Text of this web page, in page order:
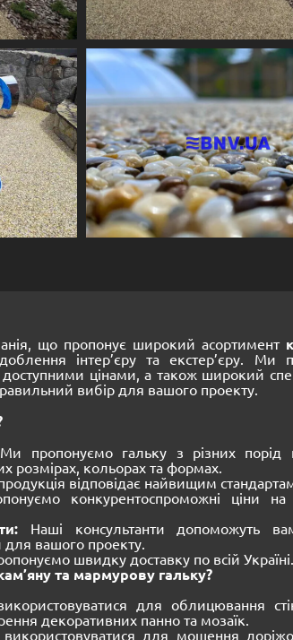
що пропонує широкий асортимент
інтер’єру та екстер’єру. Ми
доступними цінами, а також широкий
вибір для вашого проекту.
Ми пропонуємо гальку з різних порід
розмірах, кольорах та формах.
відповідає найвищим стандартам
конкурентоспроможні ціни
Наші консультанти допоможуть
вашого проекту.
швидку доставку по всій Україні.
та мармурову гальку?
для облицювання
декоративних панно та мозаїк.
для мощення